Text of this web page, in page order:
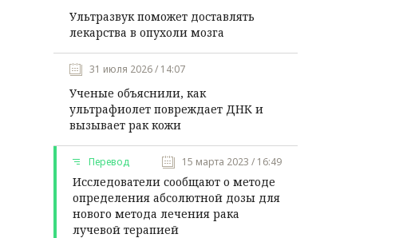
Ультразвук поможет доставлять
лекарства в опухоли мозга
31 июля 2026 / 14:07
Ученые объяснили, как
ультрафиолет повреждает ДНК и
вызывает рак кожи
Перевод 15 марта 2023 / 16:49
Исследователи сообщают о методе
определения абсолютной дозы для
нового метода лечения рака
лучевой терапией